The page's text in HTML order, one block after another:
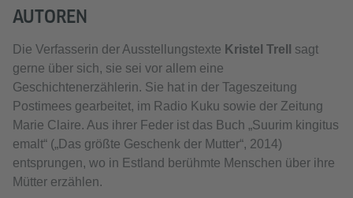
AUTOREN
Die Verfasserin der Ausstellungstexte Kristel Trell sagt
gerne über sich, sie sei vor allem eine
Geschichtenerzählerin. Sie hat in der Tageszeitung
Postimees gearbeitet, im Radio Kuku sowie der Zeitung
Marie Claire. Aus ihrer Feder ist das Buch „Suurim kingitus
emalt“ („Das größte Geschenk der Mutter“, 2014)
entsprungen, wo in Estland berühmte Menschen über ihre
Mütter erzählen.